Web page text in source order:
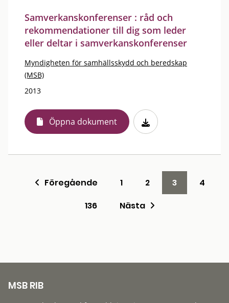
Samverkanskonferenser : råd och
rekommendationer till dig som leder
eller deltar i samverkanskonferenser
Myndigheten för samhällsskydd och beredskap
(MSB)
2013
Öppna dokument
Föregående 1 2 3
4
136
Nästa
MSB RIB